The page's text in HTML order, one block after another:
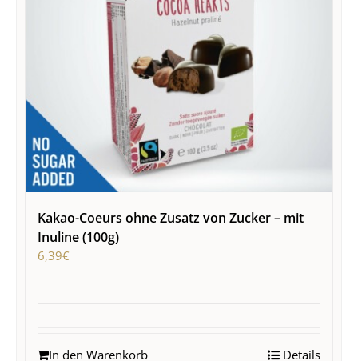
Kakao-Coeurs ohne Zusatz von Zucker – mit
Inuline (100g)
6,39€
In den Warenkorb Details